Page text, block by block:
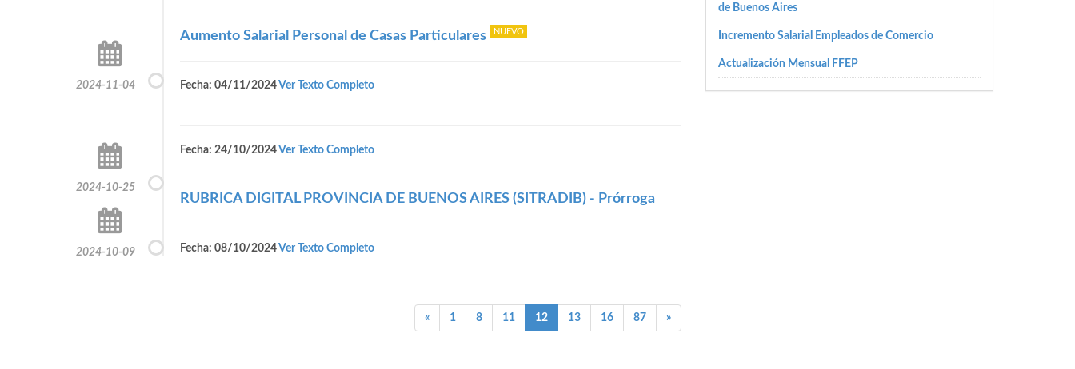
Aumento Salarial Personal de Casas Particulares
2024-11-04 Fecha: 04/11/2024Ver Texto Completo
2024-10-25
Fecha: 24/10/2024Ver Texto Completo
RUBRICA DIGITAL PROVINCIA DE BUENOS AIRES (SITRADIB) - Prórroga
2024-10-09 Fecha: 08/10/2024Ver Texto Completo
« 1 8 11 12(current)
13 16 87 »
de Buenos Aires
Incremento Salarial Empleados de Comercio
Actualización Mensual FFEP